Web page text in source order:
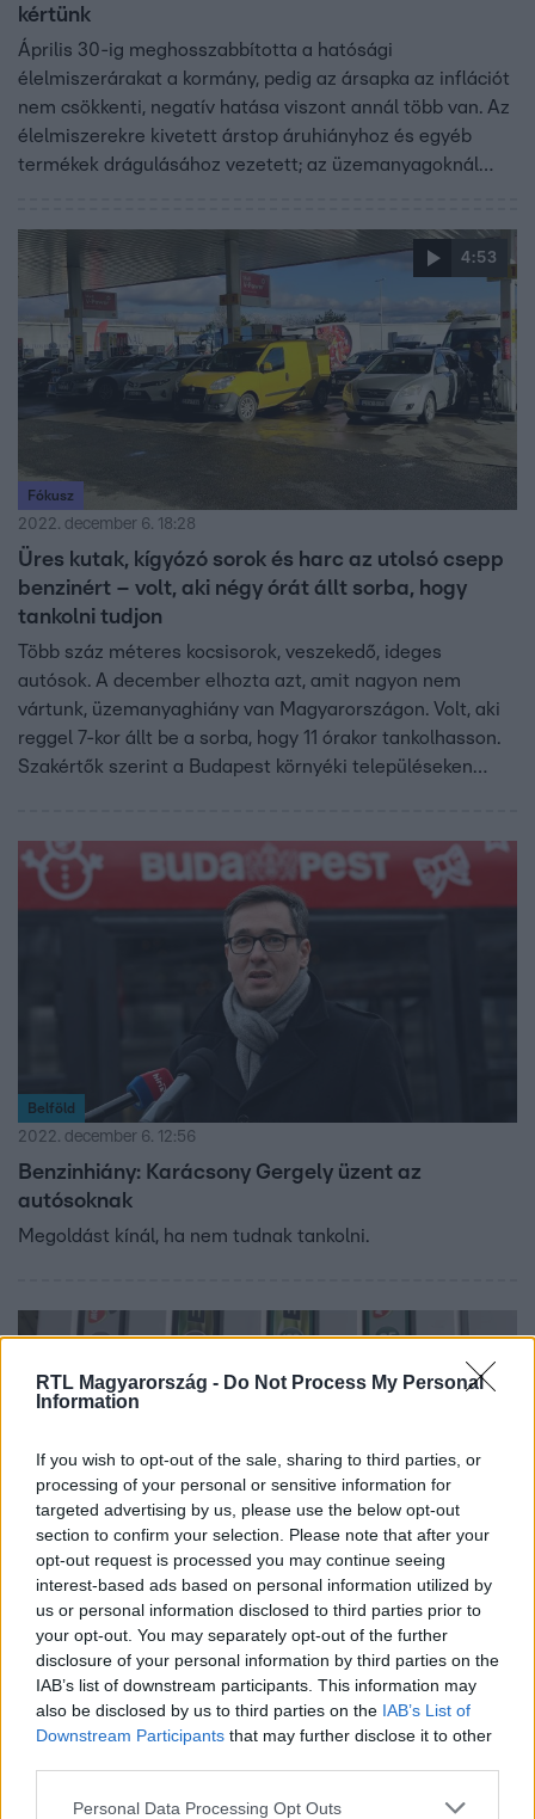
RTL Magyarország - Do Not Process My Personal
Information
If you wish to opt-out of the sale, sharing to third parties, or
processing of your personal or sensitive information for
targeted advertising by us, please use the below opt-out
section to confirm your selection. Please note that after your
opt-out request is processed you may continue seeing
interest-based ads based on personal information utilized by
us or personal information disclosed to third parties prior to
your opt-out. You may separately opt-out of the further
disclosure of your personal information by third parties on the
IAB’s list of downstream participants. This information may
also be disclosed by us to third parties on the IAB’s List of
Downstream Participants that may further disclose it to other
Please note that this website/app uses one or more Google
Personal Data Processing Opt Outs
kértünk
Április 30-ig meghosszabbította a hatósági
élelmiszerárakat a kormány, pedig az ársapka az inflációt
nem csökkenti, negatív hatása viszont annál több van. Az
élelmiszerekre kivetett árstop áruhiányhoz és egyéb
termékek drágulásához vezetett; az üzemanyagoknál
hatósági áras kristálycukrot, tejet és üzemanyagot
próbált vásárolni – inkább kevesebb, mint több sikerrel.
4:53
Fókusz
2022. december 6. 18:28
Üres kutak, kígyózó sorok és harc az utolsó csepp
benzinért – volt, aki négy órát állt sorba, hogy
tankolni tudjon
Több száz méteres kocsisorok, veszekedő, ideges
autósok. A december elhozta azt, amit nagyon nem
vártunk, üzemanyaghiány van Magyarországon. Volt, aki
reggel 7-kor állt be a sorba, hogy 11 órakor tankolhasson.
Szakértők szerint a Budapest környéki településeken
pusztán kényelemből autózott, annak komolyan el kell
gondolkodnia a tömegközlekedés használatán.
Belföld
2022. december 6. 12:56
Benzinhiány: Karácsony Gergely üzent az
autósoknak
Megoldást kínál, ha nem tudnak tankolni.
Gazdaság
2022. december 6. 12:24
Mol: Kritikus a helyzet
A társaság ügyvezető igazgatója szerint a Dunai
Finomító még hetekig nem tud teljes kapacitással
működni, a megoldást az importforrások visszaépítése